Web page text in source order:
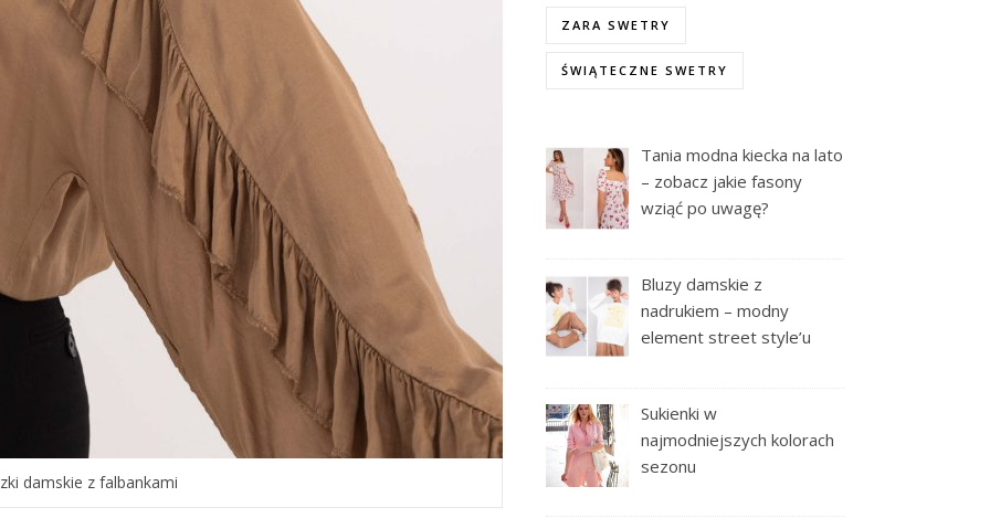
damskie z falbankami
ZARA SWETRY
ŚWIĄTECZNE SWETRY
Tania modna kiecka na lato
– zobacz jakie fasony
wziąć po uwagę?
Bluzy damskie z
nadrukiem – modny
element street style’u
Sukienki w
najmodniejszych kolorach
sezonu